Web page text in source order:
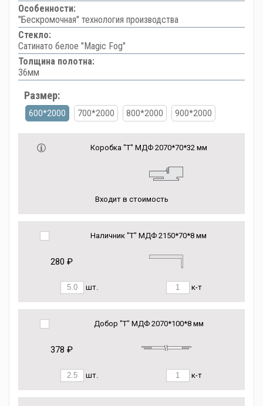
Особенности:
"Бескромочная" технология производства
Стекло:
Сатинато белое "Magic Fog"
Толщина полотна:
36мм
Размер:
600*2000 700*2000 800*2000 900*2000
Коробка "Т" МДФ 2070*70*32 мм
Входит в стоимость
Наличник "Т" МДФ 2150*70*8 мм
280 ₽
шт. к-т
Добор "Т" МДФ 2070*100*8 мм
378 ₽
шт. к-т